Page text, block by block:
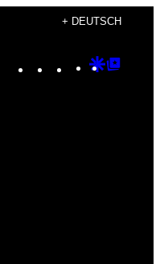
+ DEUTSCH
Instagram
TikTok
YouTube
Google